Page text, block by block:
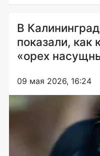
В
показали,
«орех
09 мая 2026, 16:24